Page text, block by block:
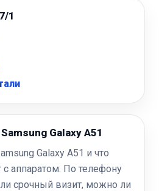
1
Galaxy A51
Galaxy A51 и что
аппаратом. По телефону
срочный визит, можно ли